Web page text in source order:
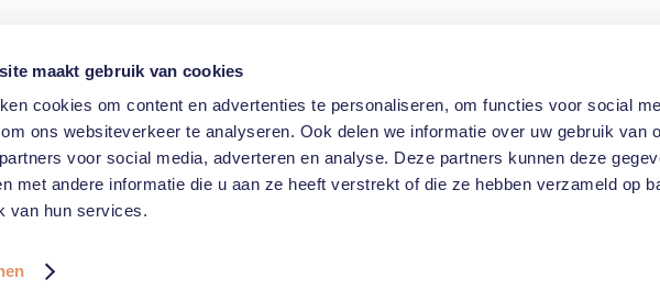
maakt gebruik van cookies
cookies om content en advertenties te personaliseren, om functies voor social
ons websiteverkeer te analyseren. Ook delen we informatie over uw gebruik van
voor social media, adverteren en analyse. Deze partners kunnen deze
met andere informatie die u aan ze heeft verstrekt of die ze hebben verzameld op
van hun services.
Schrijf me in op de nieuwsbrief.